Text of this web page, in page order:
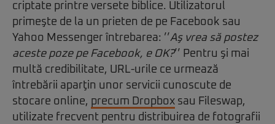
criptate printre versete biblice. Utilizatorul
primeşte de la un prieten de pe Facebook sau
Yahoo Messenger întrebarea: ’’Aş vrea să postez
aceste poze pe Facebook, e OK?’’ Pentru şi mai
multă credibilitate, URL-urile ce urmează
întrebării aparţin unor servicii cunoscute de
stocare online, precum Dropbox sau Fileswap,
utilizate frecvent pentru distribuirea de fotografii